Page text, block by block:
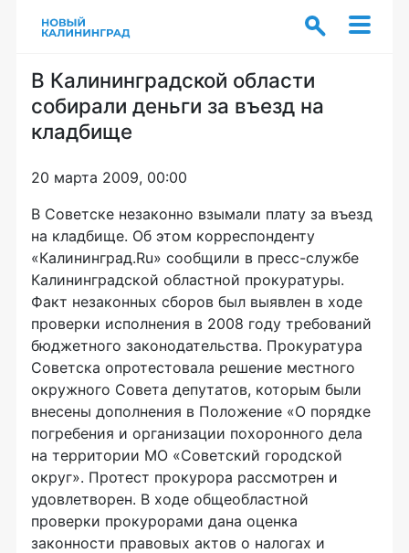
В Калининградской области
собирали деньги за въезд на
кладбище
20 марта 2009, 00:00
В Советске незаконно взымали плату за въезд
на кладбище. Об этом корреспонденту
«Калининград.Ru» сообщили в пресс-службе
Калининградской областной прокуратуры.
Факт незаконных сборов был выявлен в ходе
проверки исполнения в 2008 году требований
бюджетного законодательства. Прокуратура
Советска опротестовала решение местного
окружного Совета депутатов, которым были
внесены дополнения в Положение «О порядке
погребения и организации похоронного дела
на территории МО «Советский городской
округ». Протест прокурора рассмотрен и
удовлетворен. В ходе общеобластной
проверки прокурорами дана оценка
законности правовых актов о налогах и